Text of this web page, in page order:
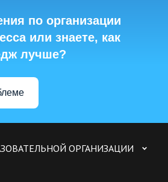
по организации
или знаете, как
лучше?
ОРГАНИЗАЦИИ